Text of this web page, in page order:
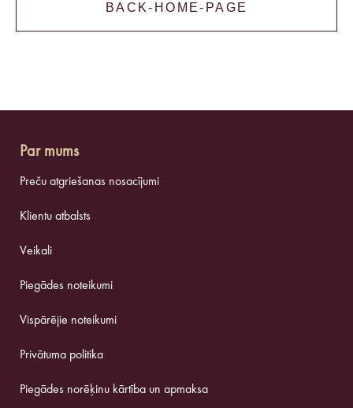
BACK-HOME-PAGE
Par mums
Preču atgriešanas nosacījumi
Klientu atbalsts
Veikali
Piegādes noteikumi
Vispārējie noteikumi
Privātuma politika
Piegādes norēķinu kārtība un apmaksa